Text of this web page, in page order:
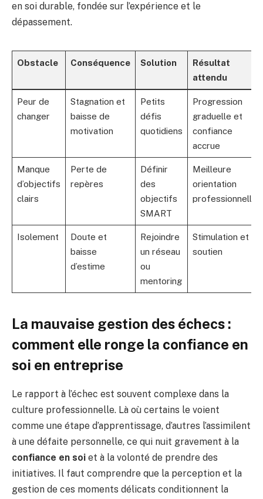
en soi durable, fondée sur l’expérience et le
dépassement.
Obstacle Conséquence Solution
Résultat
attendu
Peur de
changer
Stagnation et
baisse de
motivation
Petits
défis
quotidiens
Progression
graduelle et
confiance
accrue
Manque
d’objectifs
clairs
Perte de
repères
Définir
des
objectifs
SMART
Meilleure
orientation
professionnelle
Isolement
Doute et
baisse
d’estime
Rejoindre
un réseau
ou
mentoring
Stimulation et
soutien
La mauvaise gestion des échecs :
comment elle ronge la confiance en
soi en entreprise
Le rapport à l’échec est souvent complexe dans la
culture professionnelle. Là où certains le voient
comme une étape d’apprentissage, d’autres l’assimilent
à une défaite personnelle, ce qui nuit gravement à la
confiance en soi et à la volonté de prendre des
initiatives. Il faut comprendre que la perception et la
gestion de ces moments délicats conditionnent la